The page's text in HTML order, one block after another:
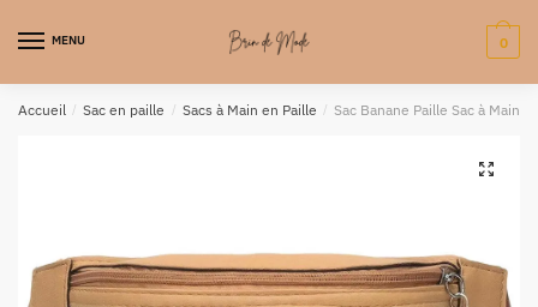
MENU 0
Accueil / Sac en paille / Sacs à Main en Paille / Sac Banane Paille Sac à Main
🔍